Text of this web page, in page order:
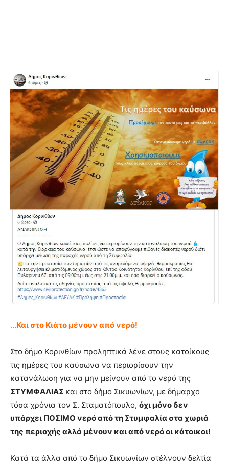
…Και στο Κιάτο μένουν από νερό!
Στο δήμο Κορινθίων προληπτικά λένε στους κατοίκους
τις ημέρες του καύσωνα να περιορίσουν την
κατανάλωση για να μην μείνουν από το νερό της
ΣΤΥΜΦΑΛΙΑΣ και στο δήμο Σικυωνίων, με δήμαρχο
τόσα χρόνια τον Σ. Σταματόπουλο, όχι μόνο δεν
υπάρχει ΠΟΣΙΜΟ νερό από τη Στυμφαλία στα χωριά
της περιοχής αλλά μένουν και από νερό οι κάτοικοι!
Κατά τα άλλα από το δήμο Σικυωνίων στέλνουν δελτία